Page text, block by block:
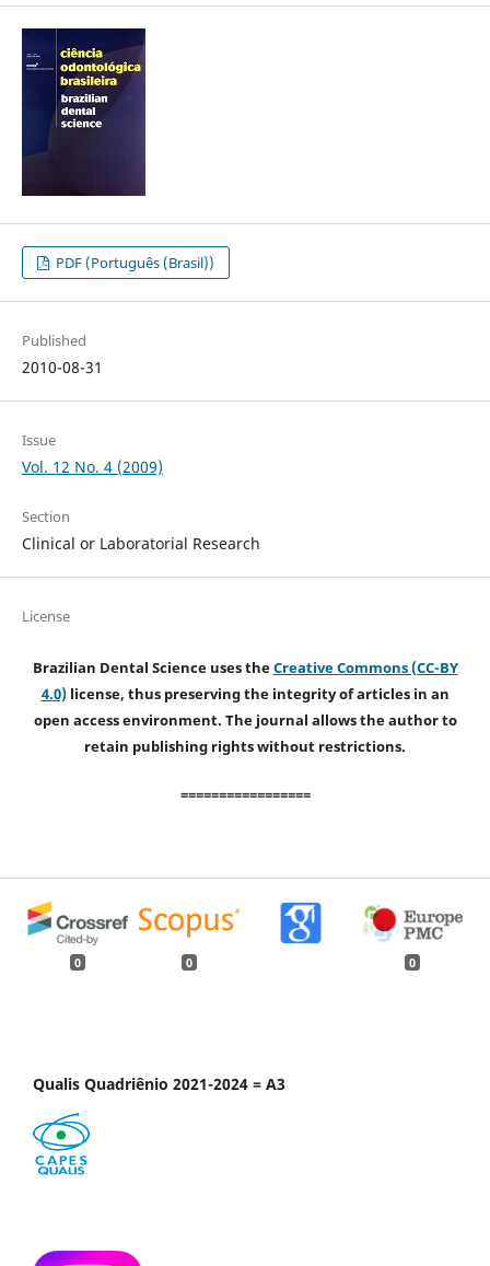
PDF (Português (Brasil))
Published
2010-08-31
Issue
Vol. 12 No. 4 (2009)
Section
Clinical or Laboratorial Research
License
Brazilian Dental Science uses theCreative Commons (CC-BY
4.0)license, thus preserving the integrity of articles in an
open access environment. The journal allows the author to
retain publishing rights without restrictions.
=================
0 0 0
Qualis Quadriênio 2021-2024 = A3